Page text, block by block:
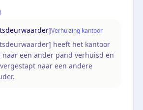
Verhuizing kantoor
heeft het kantoor
naar een ander pand verhuisd en
naar een andere